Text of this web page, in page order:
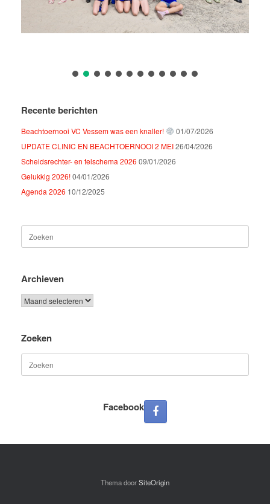
Recente berichten
Beachtoernooi VC Vessem was een knaller!
01/07/2026
UPDATE CLINIC EN BEACHTOERNOOI 2 MEI26/04/2026
Scheidsrechter- en telschema 2026 09/01/2026
Gelukkig 2026!04/01/2026
Agenda 2026 10/12/2025
naar:
Archieven
Archieven
Zoeken
naar:
Facebook
Thema doorSiteOrigin